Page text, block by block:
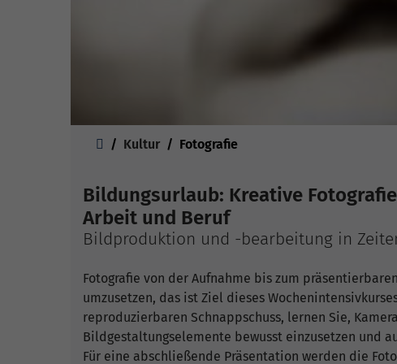
Kultur Fotografie
Bildungsurlaub: Kreative
Arbeit und Beruf
Bildproduktion und -bearbeitung in
Fotografie von der Aufnahme bis zum
umzusetzen, das ist Ziel dieses
reproduzierbaren Schnappschuss, lernen Sie,
Bildgestaltungselemente bewusst einzusetzen und
Für eine abschließende Präsentation werden die